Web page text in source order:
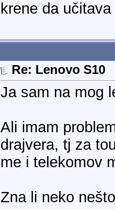
krene da
Re: Lenovo S10
Ja sam na mog
Ali imam
drajvera, tj za
me i telekomov
Zna li neko